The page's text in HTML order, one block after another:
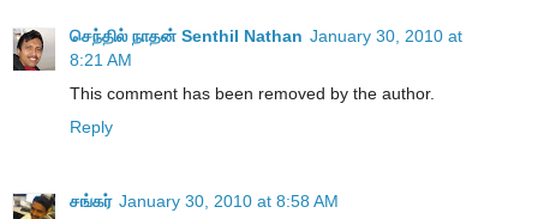
செந்தில் நாதன் Senthil Nathan January 30, 2010 at
8:21 AM
This comment has been removed by the author.
Reply
சங்கர் January 30, 2010 at 8:58 AM